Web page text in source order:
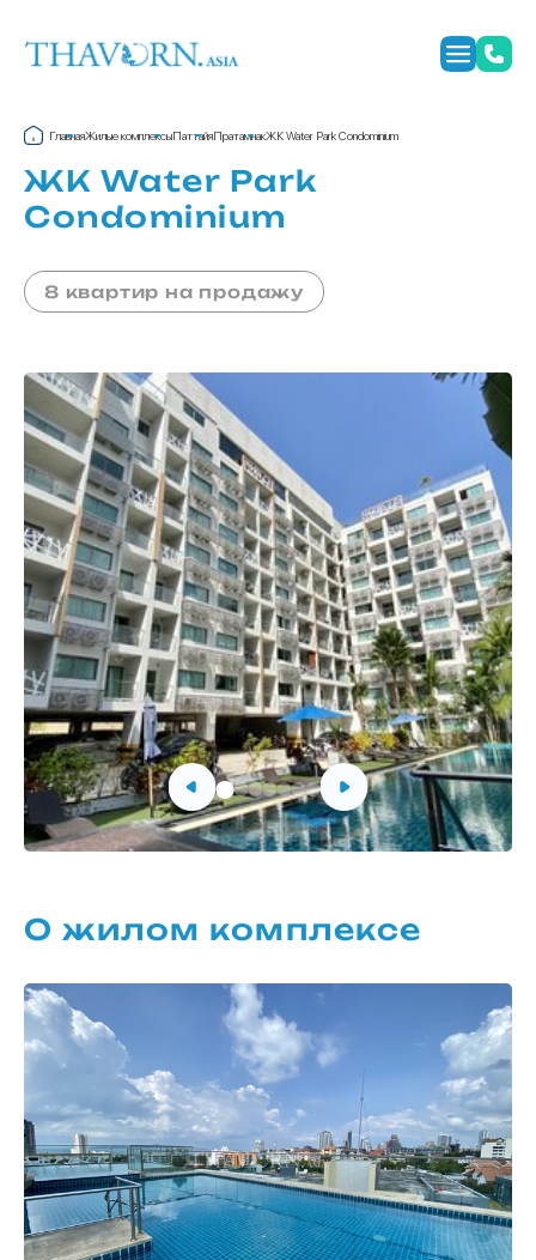
ГлавнаяЖилые комплексыПаттайяПратамнакЖК Water Park Condominium
ЖК Water Park
Condominium
8 квартир на продажу
О жилом комплексе